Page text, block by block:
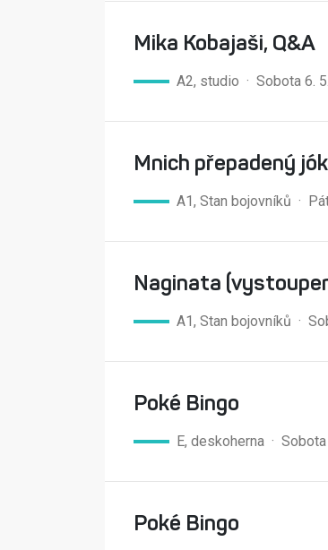
Mika Kobajaši, Q&A
A2, studio · Sobota 6.
Mnich přepadený
A1, Stan bojovníků ·
Naginata
A1, Stan bojovníků ·
Poké Bingo
E, deskoherna ·
Poké Bingo